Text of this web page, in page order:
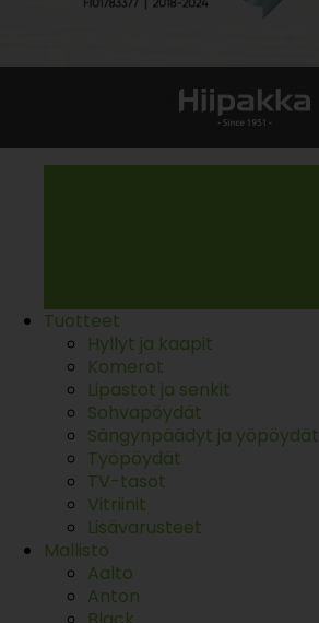
Tuotteet
Hyllyt ja kaapit
Komerot
Lipastot ja senkit
Sohvapöydät
Sängynpäädyt ja yöpöydät
Työpöydät
TV-tasot
Vitriinit
Lisävarusteet
Mallisto
Aalto
Anton